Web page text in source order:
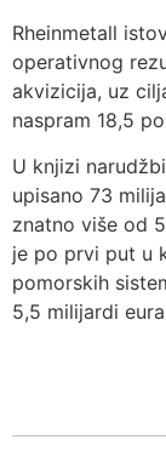
Rheinmetall
operativnog
akvizicija, uz
naspram 18,5
U knjizi
upisano 73
znatno više od
je po prvi put u
pomorskih
5,5 milijardi